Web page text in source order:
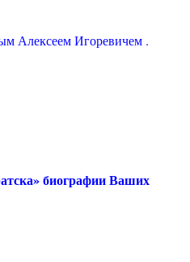
Алексеем Игоревичем .
биографии Ваших